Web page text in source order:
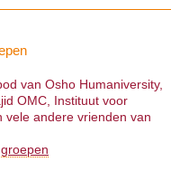
van Osho Humaniversity,
OMC, Instituut voor
vele andere vrienden van